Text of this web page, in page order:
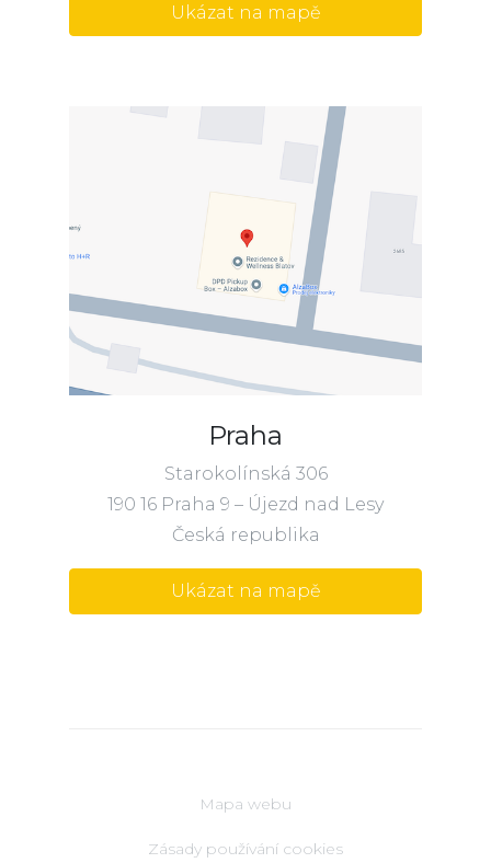
Ukázat na mapě
Praha
Starokolínská 306
190 16 Praha 9 – Újezd nad Lesy
Česká republika
Ukázat na mapě
Mapa webu
Zásady používání cookies